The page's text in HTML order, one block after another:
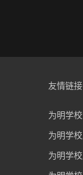
友情链接
为明学
为明学
为明学